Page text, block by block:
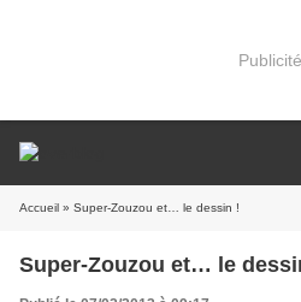
Publicité
Accueil » Super-Zouzou et… le dessin !
Super-Zouzou et… le